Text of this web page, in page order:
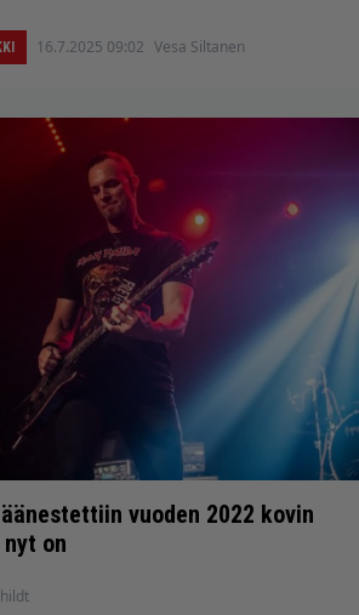
16.7.2025 09:02 Vesa Siltanen
vuoden 2022 kovin
on